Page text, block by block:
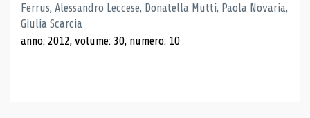
Ferrus, Alessandro Leccese, Donatella Mutti, Paola Novaria,
Giulia Scarcia
anno: 2012, volume: 30, numero: 10